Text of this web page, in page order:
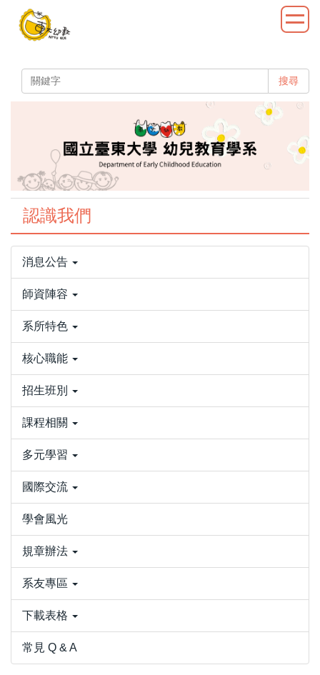
搜尋
認識我們
消息公告
師資陣容
系所特色
核心職能
招生班別
課程相關
多元學習
國際交流
學會風光
規章辦法
系友專區
下載表格
常見 Q & A